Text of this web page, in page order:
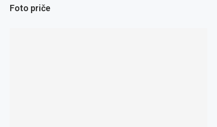
Foto priče